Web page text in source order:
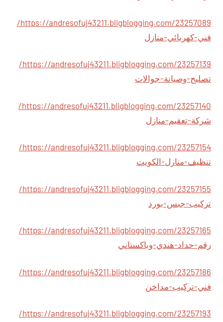
https://andresofuj43211.bligblogging.com/23257089/
فني-كهربائي-منازل
https://andresofuj43211.bligblogging.com/23257139/
تصليح-وصيانة-جوالات
https://andresofuj43211.bligblogging.com/23257140/
شركة-تعقيم-منازل
https://andresofuj43211.bligblogging.com/23257154/
تنظيف-منازل-الكويت
https://andresofuj43211.bligblogging.com/23257155/
تركيب-جبس-بورد
https://andresofuj43211.bligblogging.com/23257165/
رقم-حداد-هندي-وباكستاني
https://andresofuj43211.bligblogging.com/23257186/
فني-تركيب-مداخن
https://andresofuj43211.bligblogging.com/23257193/